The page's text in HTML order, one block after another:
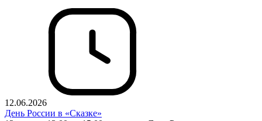
12.06.2026
День России в «Сказке»